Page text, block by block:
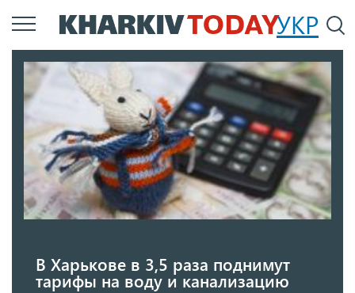
Перейти
к
содержанию
УКР
В Харькове в 3,5 раза поднимут
тарифы на воду и канализацию